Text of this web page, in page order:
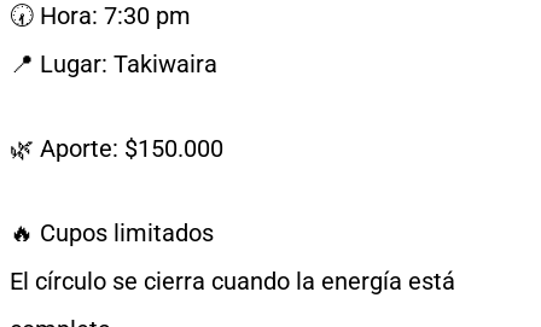
🕢 Hora: 7:30 pm
📍 Lugar: Takiwaira
🌿 Aporte: $150.000
🔥 Cupos limitados
El círculo se cierra cuando la energía está